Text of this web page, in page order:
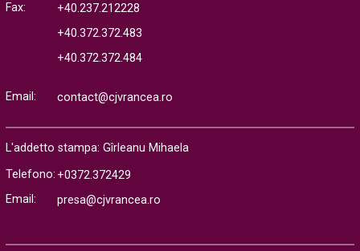
Fax:
+40.237.212228
+40.372.372.483
+40.372.372.484
Email: contact@cjvrancea.ro
L'addetto stampa: Gîrleanu Mihaela
Telefono: +0372.372429
Email:
presa@cjvrancea.ro